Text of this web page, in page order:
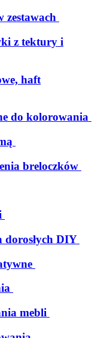
zestawach
z tektury i
haft
do kolorowania
breloczków
dorosłych DIY
mebli